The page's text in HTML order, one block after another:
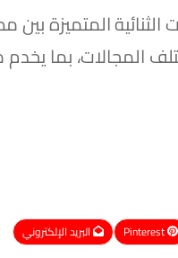
الثنائية المتميزة
المجالات، بما
Pinterest البريد الإلكتروني